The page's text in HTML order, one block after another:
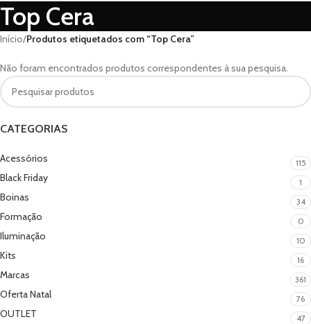
Top Cera
CATEGORIAS
Acessórios 115
Black Friday 1
Boinas 34
Formação 0
Iluminação 10
Kits 16
Marcas 361
Oferta Natal 76
OUTLET 47
Início/Produtos etiquetados com “Top Cera”
Não foram encontrados produtos correspondentes à sua pesquisa.